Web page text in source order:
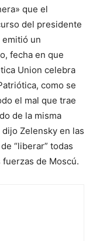
que el
del presidente
emitió un
fecha en que
Union celebra
como se
el mal que trae
de la misma
Zelensky en las
“liberar” todas
de Moscú.